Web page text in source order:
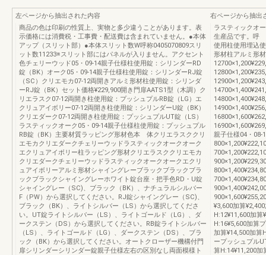
左ページから抽出された内容
商品の色は印刷の性質上、実物と多少違うことがあります。表
示価格には消費税・工事費・配送費は含まれていません。●本体
アップ（スリット部）●本体スリット数W呼称0405070809スリ
ット数11233※スリット部にはパネルが入りません。アクセント
色チェリーウッド05・09-14親子仕様柱使用錠：シリンダーRD
錠（BK）オーク05・09-14親子仕様柱使用錠：シリンダーRJ錠
（SC）クリエモカ07-12両開きアルミ形材柱使用錠：シリンダ
ーRJ錠（BK）セット価格¥229,900開き門扉AATS1型（木調）ク
リエラスク07-12両開き柱使用錠：プッシュプルRB錠（LG）エ
クリュアイボリー07-12両開き柱使用錠：シリンダーU錠（BK）
クリエダーク07-12両開き柱使用錠：プッシュプルUT錠（LS）
ラスティックオーク05・09-14親子仕様柱使用錠：プッシュプル
RB錠（BK）主要材質ラッピング形材色本 体クリエラスククリ
エモカクリエダークチェリーウッドラスティックオークオーク
エクリュアイボリー柱ラッピング形材クリエラスククリエモカ
クリエダークチェリーウッドラスティックオークオークエクリ
ュアイボリーアルミ形材シャイングレーブラックブラックブラ
ックブラックシャイングレーホワイト錠台座・把手色RD・U錠
シャイングレー（SC)、ブラック（BK）、ナチュラルシルバー
F（PW）から選択してください。RJ錠シャイングレー（SC)、
ブラック（BK）、ライトシルバー（LS）から選択してくださ
い。UT錠ライトシルバー（LS）、ライトゴールド（LG）、ダ
ークステン（DS）から選択してください。RB錠ライトシルバー
（LS）、ライトゴールド（LG）、ダークステン（DS）、ブラ
ック（BK）から選択してください。オートクローザー機構付門
扉シリンダーシリンダー錠親子仕様左右の区別なし両面模様ト
右ページから抽出
ラスティックオ
生産品です。呼
使用柱使用埋込
形材柱アルミ形
親子仕様04・08-
¥3,600加算
H:12¥11,600加算
H:16¥5,600加算
加算¥14,500加算
ープッシュプル
算H:14¥11,200加